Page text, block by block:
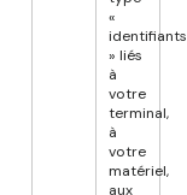
«
identifiants
» liés
à
votre
terminal,
à
votre
matériel,
aux